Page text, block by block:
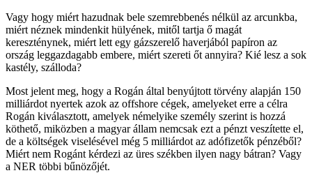
Vagy hogy miért hazudnak bele szemrebbenés nélkül az arcunkba,
miért néznek mindenkit hülyének, mitől tartja ő magát
kereszténynek, miért lett egy gázszerelő haverjából papíron az
ország leggazdagabb embere, miért szereti őt annyira? Kié lesz a sok
kastély, szálloda?
Most jelent meg, hogy a Rogán által benyújtott törvény alapján 150
milliárdot nyertek azok az offshore cégek, amelyeket erre a célra
Rogán kiválasztott, amelyek némelyike személy szerint is hozzá
köthető, miközben a magyar állam nemcsak ezt a pénzt veszítette el,
de a költségek viselésével még 5 milliárdot az adófizetők pénzéből?
Miért nem Rogánt kérdezi az üres székben ilyen nagy bátran? Vagy
a NER többi bűnözőjét.